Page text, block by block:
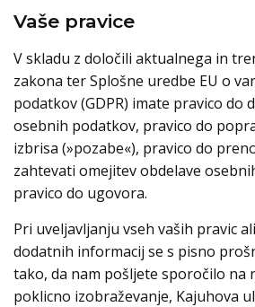
Vaše pravice
V skladu z določili aktualnega in
zakona ter Splošne uredbe EU o
podatkov (GDPR) imate pravico do
osebnih podatkov, pravico do
izbrisa (»pozabe«), pravico do
zahtevati omejitev obdelave
pravico do ugovora.
Pri uveljavljanju vseh vaših pravic
dodatnih informacij se s pisno
tako, da nam pošljete sporočilo na
poklicno izobraževanje, Kajuhova